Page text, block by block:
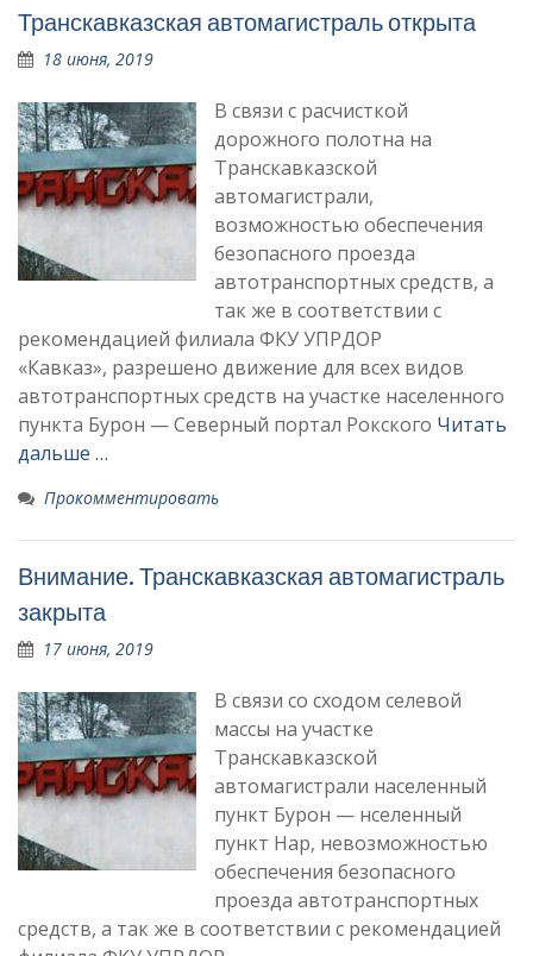
Транскавказская автомагистраль открыта
18 июня, 2019
В связи с расчисткой
дорожного полотна на
Транскавказской
автомагистрали,
возможностью обеспечения
безопасного проезда
автотранспортных средств, а
так же в соответствии с
рекомендацией филиала ФКУ УПРДОР
«Кавказ», разрешено движение для всех видов
автотранспортных средств на участке населенного
пункта Бурон — Северный портал Рокского Читать
дальше …
Прокомментировать
Внимание. Транскавказская автомагистраль
закрыта
17 июня, 2019
В связи со сходом селевой
массы на участке
Транскавказской
автомагистрали населенный
пункт Бурон — нселенный
пункт Нар, невозможностью
обеспечения безопасного
проезда автотранспортных
средств, а так же в соответствии с рекомендацией